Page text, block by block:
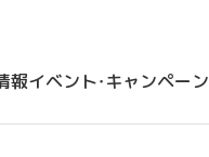
報イベント・キャンペーン